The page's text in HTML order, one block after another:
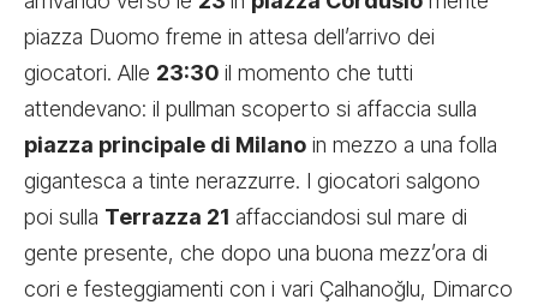
piazza Duomo freme in attesa dell’arrivo dei
giocatori. Alle 23:30 il momento che tutti
attendevano: il pullman scoperto si affaccia sulla
piazza principale di Milano in mezzo a una folla
gigantesca a tinte nerazzurre. I giocatori salgono
poi sulla Terrazza 21 affacciandosi sul mare di
gente presente, che dopo una buona mezz’ora di
cori e festeggiamenti con i vari Çalhanoğlu, Dimarco